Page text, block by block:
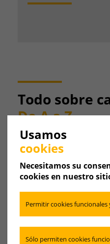
Todo sobre
De A a Z
Cuando se trata de
técnicos que deben
A B C
Usamos
cookies
Necesitamos su
cookies en nuestro
Permitir cookies
Sólo permiten cookies